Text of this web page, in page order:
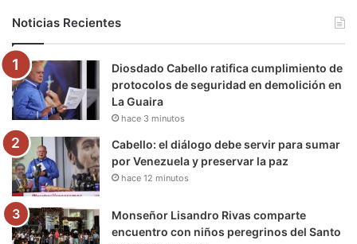
o
k
e
r
b
e
g
r
m
r
a
k
Noticias Recientes
Diosdado Cabello ratifica cumplimiento de
protocolos de seguridad en demolición en
La Guaira
hace 3 minutos
Cabello: el diálogo debe servir para sumar
por Venezuela y preservar la paz
hace 12 minutos
Monseñor Lisandro Rivas comparte
encuentro con niños peregrinos del Santo